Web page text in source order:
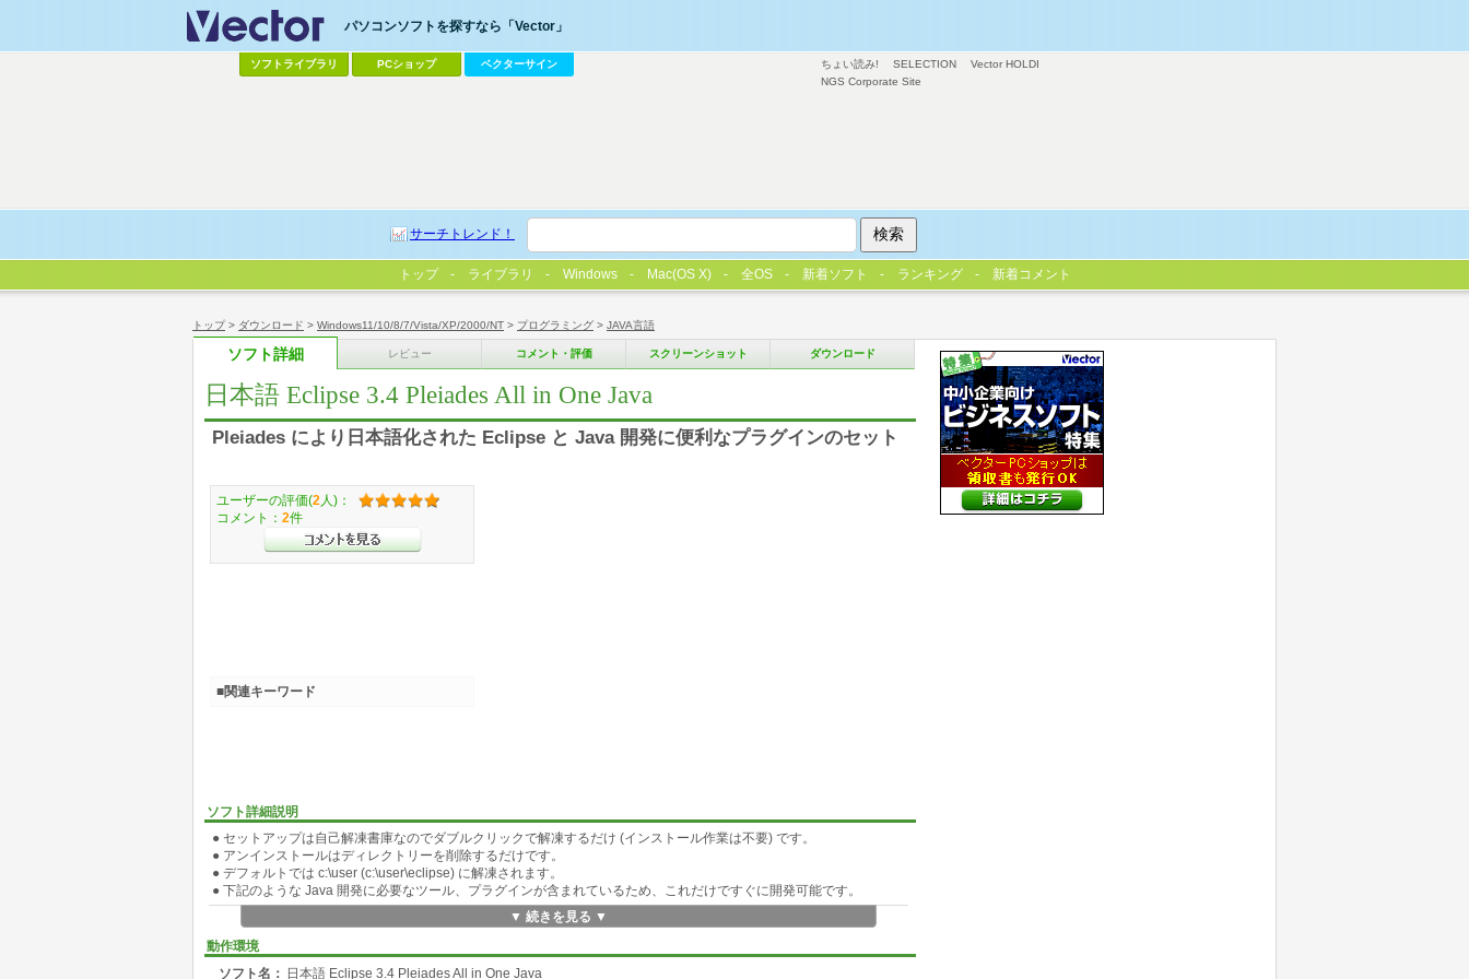
トップ> ダウンロード > Windows11/10/8/7/Vista/XP/2000/NT > プログラミング > JAVA言語
ソフト詳細 レビュー コメント・評価 スクリーンショット ダウンロード
日本語 Eclipse 3.4 Pleiades All in One Java
Pleiades により日本語化された Eclipse と Java 開発に便利なプラグインのセット
ソフト詳細説明
● セットアップは自己解凍書庫なのでダブルクリックで解凍するだけ (インストール作業は不要) です。
● アンインストールはディレクトリーを削除するだけです。
● デフォルトでは c:\user (c:\user\eclipse) に解凍されます。
● 下記のような Java 開発に必要なツール、プラグインが含まれているため、これだけですぐに開発可能です。
● 含まれているツール
・eclipse 実行用 JRE 1.6 (Java のインストール不要。すでにインストールされいても問題ありません。)
・アプリケーション開発用に JRE 1.4、1.5、1.6 (Eclipse 設定で切り替え)
▼ 続きを見る ▼
動作環境
ソフト名： 日本語 Eclipse 3.4 Pleiades All in One Java
ユーザーの評価(2 人)：
コメント： 2件
■関連キーワード
ちょい読み! SELECTION
Vector HOLDI
NGS Corporate Site
パソコンソフトを探すなら「Vector」
ソフトライブラリ PCショップ ベクターサイン
サーチトレンド！
トップ ライブラリ Windows Mac(OS X) 全OS 新着ソフト ランキング 新着コメント